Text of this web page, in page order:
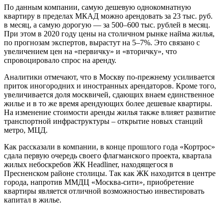
По данным компании, самую дешевую однокомнатную
квартиру в пределах МКАД можно арендовать за 23 тыс. руб.
в месяц, а самую дорогую — за 500–600 тыс. рублей в месяц.
При этом в 2020 году цены на столичном рынке найма жилья,
по прогнозам экспертов, вырастут на 5–7%. Это связано с
увеличением цен на «первичку» и «вторичку», что
спровоцировало спрос на аренду.
Аналитики отмечают, что в Москву по-прежнему усиливается
приток иногородних и иностранных арендаторов. Кроме того,
увеличивается доля москвичей, сдающих внаем единственное
жилье и в то же время арендующих более дешевые квартиры.
На изменение стоимости аренды жилья также влияет развитие
транспортной инфраструктуры – открытие новых станций
метро, МЦД.
Как рассказали в компании, в конце прошлого года «Кортрос»
сдала первую очередь своего флагманского проекта, квартала
жилых небоскребов ЖК Headliner, находящегося в
Пресненском районе столицы. Так как ЖК находится в центре
города, напротив ММДЦ «Москва-сити», приобретение
квартиры является отличной возможностью инвестировать
капитал в жилье.